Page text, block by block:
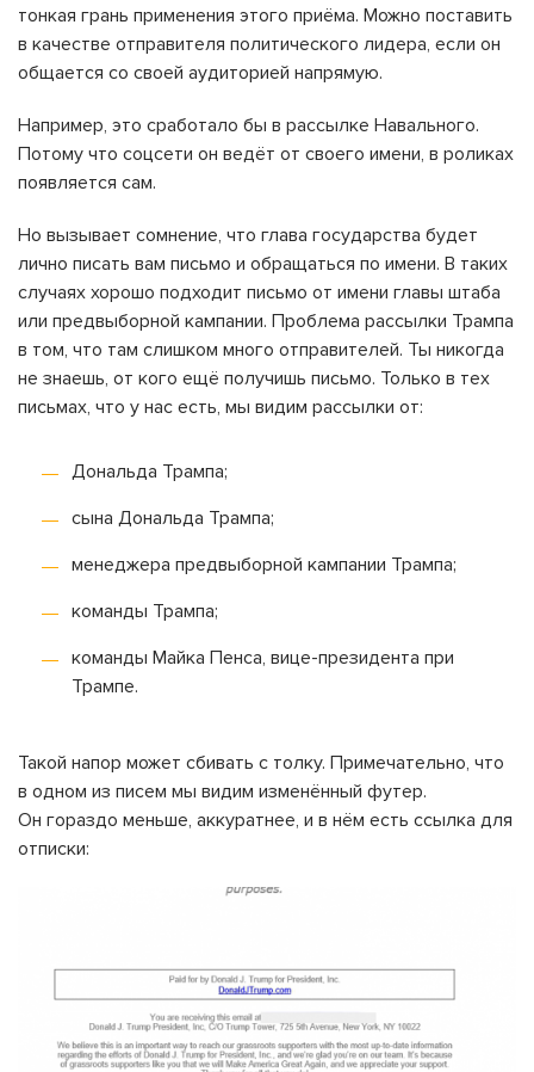
тонкая грань применения этого приёма. Можно поставить
в качестве отправителя политического лидера, если он
общается со своей аудиторией напрямую.
Например, это сработало бы в рассылке Навального.
Потому что соцсети он ведёт от своего имени, в роликах
появляется сам.
Но вызывает сомнение, что глава государства будет
лично писать вам письмо и обращаться по имени. В таких
случаях хорошо подходит письмо от имени главы штаба
или предвыборной кампании. Проблема рассылки Трампа
в том, что там слишком много отправителей. Ты никогда
не знаешь, от кого ещё получишь письмо. Только в тех
письмах, что у нас есть, мы видим рассылки от:
Дональда Трампа;
сына Дональда Трампа;
менеджера предвыборной кампании Трампа;
команды Трампа;
команды Майка Пенса, вице-президента при
Трампе.
Такой напор может сбивать с толку. Примечательно, что
в одном из писем мы видим изменённый футер.
Он гораздо меньше, аккуратнее, и в нём есть ссылка для
отписки: